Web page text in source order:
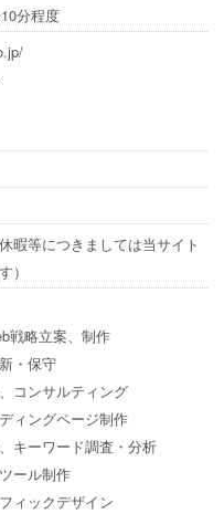
分程度
暇等につきましては当サイト
）
戦略立案、制作
・保守
コンサルティング
ィングページ制作
キーワード調査・分析
ール制作
ィックデザイン